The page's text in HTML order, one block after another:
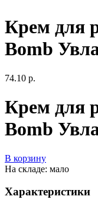
Крем для
Bomb
74.10 р.
Крем для
Bomb
В корзину
На складе: мало
Характеристики